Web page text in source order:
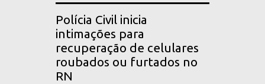
Polícia Civil inicia
intimações para
recuperação de celulares
roubados ou furtados no
RN